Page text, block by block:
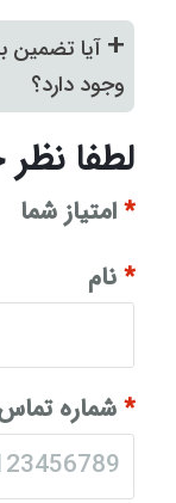
+ آیا تضمین
وجود دارد؟
لطفا
*امتیاز شما
*نام
*شماره